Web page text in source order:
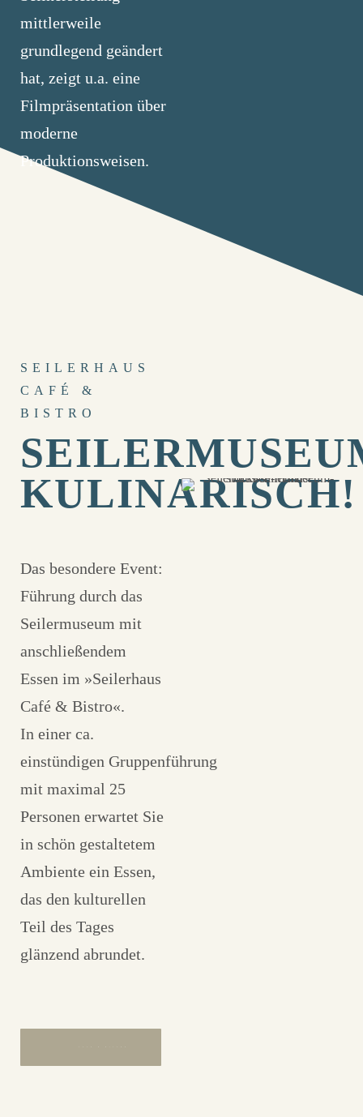
mittlerweile
grundlegend geändert
hat, zeigt u.a. eine
Filmpräsentation über
moderne
Produktionsweisen.
SEILERHAUS
CAFÉ &
BISTRO
KULINARISCH!
Das besondere Event:
Führung durch das
Seilermuseum mit
anschließendem
Essen im »Seilerhaus
Café & Bistro«.
In einer ca.
einstündigen Gruppenführung
mit maximal 25
Personen erwartet Sie
in schön gestaltetem
Ambiente ein Essen,
das den kulturellen
Teil des Tages
glänzend abrundet.